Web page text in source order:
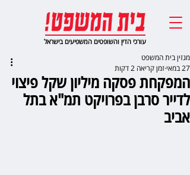
עורכי הדין והשופטים המשפיעים בישראל
המפקחת פסקה מיליון שקל פיצוי
לדייר סרבן בפרויקט תמ"א בתל
אביב
מגזין בית המשפט
27 במאי
זמן קריאה 2 דקות